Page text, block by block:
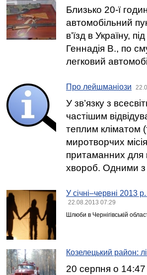
Близько 20-ї
автомобільний
в’їзд в Україну,
Геннадія В., по
легковий
Про лейшманіози
У зв’язку з
частішим
теплим кліматом
миротворчих
притаманних для
хвороб. Одними з
У січні–червні 2013
22.08.2013 07:29
Шлюби в Чернігівській
Козелецький район:
20 серпня о